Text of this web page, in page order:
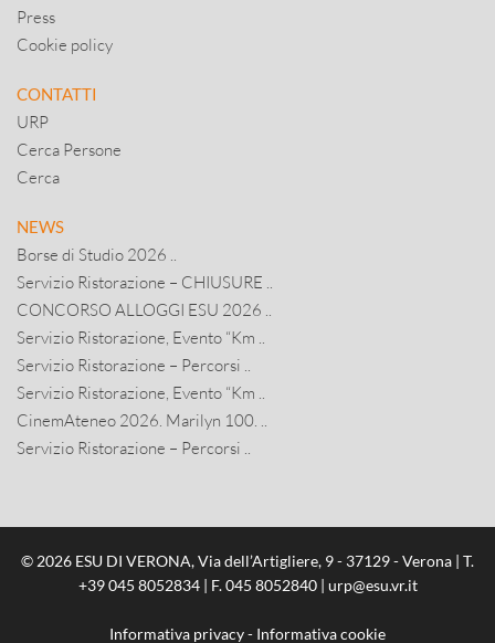
Press
Cookie policy
CONTATTI
URP
Cerca Persone
Cerca
NEWS
Borse di Studio 2026 ..
Servizio Ristorazione – CHIUSURE ..
CONCORSO ALLOGGI ESU 2026 ..
Servizio Ristorazione, Evento “Km ..
Servizio Ristorazione – Percorsi ..
Servizio Ristorazione, Evento “Km ..
CinemAteneo 2026. Marilyn 100. ..
Servizio Ristorazione – Percorsi ..
© 2026 ESU DI VERONA, Via dell’Artigliere, 9 - 37129 - Verona | T.
+39 045 8052834| F. 045 8052840 | urp@esu.vr.it
Informativa privacy- Informativa cookie